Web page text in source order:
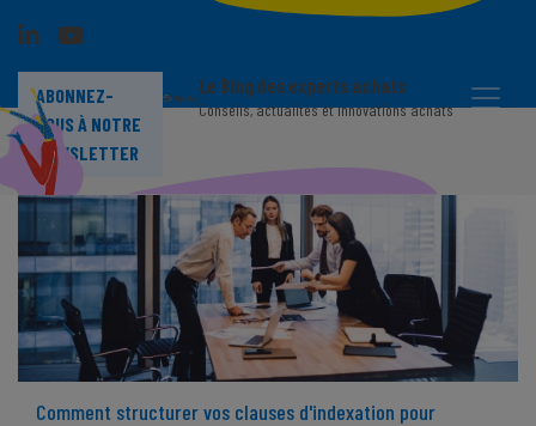
ABONNEZ-
VOUS À NOTRE
NEWSLETTER
Le Blog des experts achats
Conseils, actualités et innovations achats
Comment structurer vos clauses d'indexation pour